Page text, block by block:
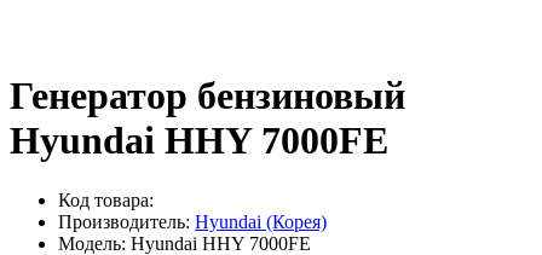
Генератор бензиновый
Hyundai HHY 7000FE
Код товара:
Производитель: Hyundai (Корея)
Модель: Hyundai HHY 7000FE